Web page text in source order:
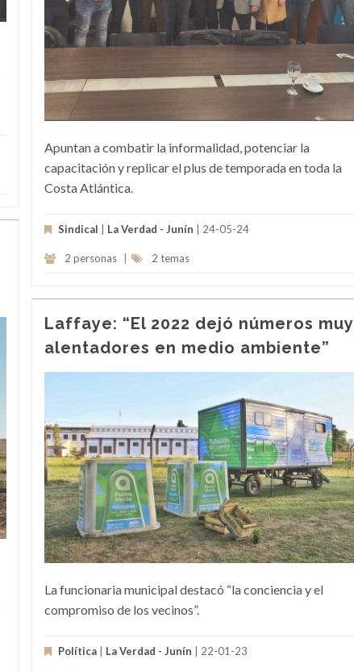
Apuntan a combatir la informalidad, potenciar la
capacitación y replicar el plus de temporada en toda la
Costa Atlántica.
Sindical La Verdad - Junín | 24-05-24
2 personas 2 temas
Laffaye: “El 2022 dejó números muy
alentadores en medio ambiente”
La funcionaria municipal destacó “la conciencia y el
compromiso de los vecinos”.
Política La Verdad - Junín | 22-01-23